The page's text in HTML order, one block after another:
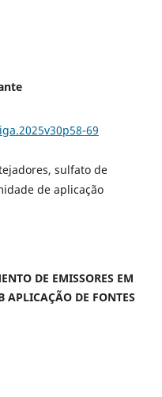
69
sulfato de
de aplicação
DE EMISSORES EM
APLICAÇÃO DE FONTES